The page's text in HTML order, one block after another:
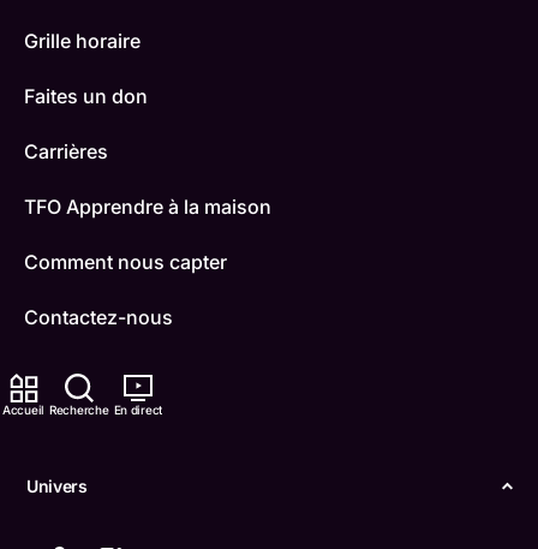
Accueil Recherche En direct
Univers
Grille horaire
Faites un don
Carrières
TFO Apprendre à la maison
Comment nous capter
Contactez-nous
ONFR
Boukili